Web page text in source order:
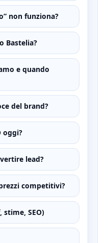
non funziona?
Bastelia?
e quando
del brand?
oggi?
lead?
competitivi?
SEO)